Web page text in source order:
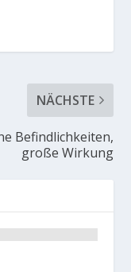
NÄCHSTE
Befindlichkeiten,
große Wirkung